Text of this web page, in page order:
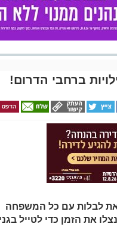
ברחבי הדרום!
לבלות עם כל המשפחה
את הזמן כדי לטייל